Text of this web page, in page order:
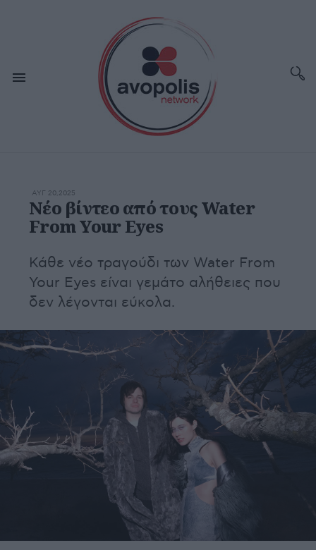
ΑΥΓ 20,2025
Νέο βίντεο από τους Water
From Your Eyes
Κάθε νέο τραγούδι των Water From
Your Eyes είναι γεμάτο αλήθειες που
δεν λέγονται εύκολα.